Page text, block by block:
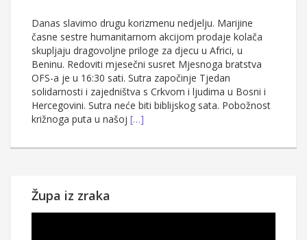
Danas slavimo drugu korizmenu nedjelju. Marijine
časne sestre humanitarnom akcijom prodaje kolača
skupljaju dragovoljne priloge za djecu u Africi, u
Beninu. Redoviti mjesečni susret Mjesnoga bratstva
OFS-a je u 16:30 sati. Sutra započinje Tjedan
solidarnosti i zajedništva s Crkvom i ljudima u Bosni i
Hercegovini. Sutra neće biti biblijskog sata. Pobožnost
križnoga puta u našoj […]
Župa iz zraka